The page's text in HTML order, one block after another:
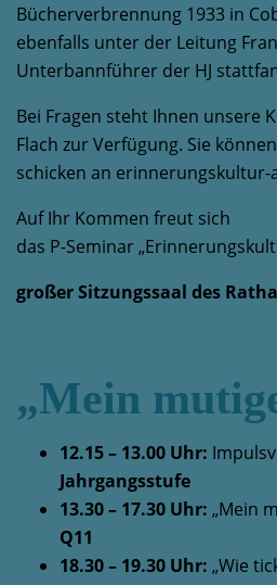
Bücherverbrennung 1933 in
ebenfalls unter der Leitung
Unterbannführer der HJ
Bei Fragen steht Ihnen unsere
Flach zur Verfügung. Sie
schicken an erinnerungskultur-
Auf Ihr Kommen freut sich
das P-Seminar
großer Sitzungssaal des
„Mein
12.15 – 13.00 Uhr:
Jahrgangsstufe
13.30 – 17.30 Uhr: „Mein
Q11
18.30 – 19.30 Uhr: „Wie